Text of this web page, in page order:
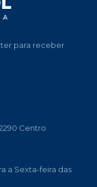
Centro
a Sexta-feira das
para receber